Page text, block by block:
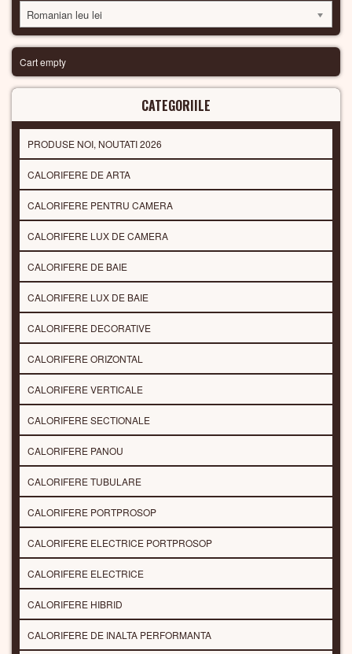
Romanian leu lei
Cart empty
CATEGORIILE
PRODUSE NOI, NOUTATI 2026
CALORIFERE DE ARTA
CALORIFERE PENTRU CAMERA
CALORIFERE LUX DE CAMERA
CALORIFERE DE BAIE
CALORIFERE LUX DE BAIE
CALORIFERE DECORATIVE
CALORIFERE ORIZONTAL
CALORIFERE VERTICALE
CALORIFERE SECTIONALE
CALORIFERE PANOU
CALORIFERE TUBULARE
CALORIFERE PORTPROSOP
CALORIFERE ELECTRICE PORTPROSOP
CALORIFERE ELECTRICE
CALORIFERE HIBRID
CALORIFERE DE INALTA PERFORMANTA